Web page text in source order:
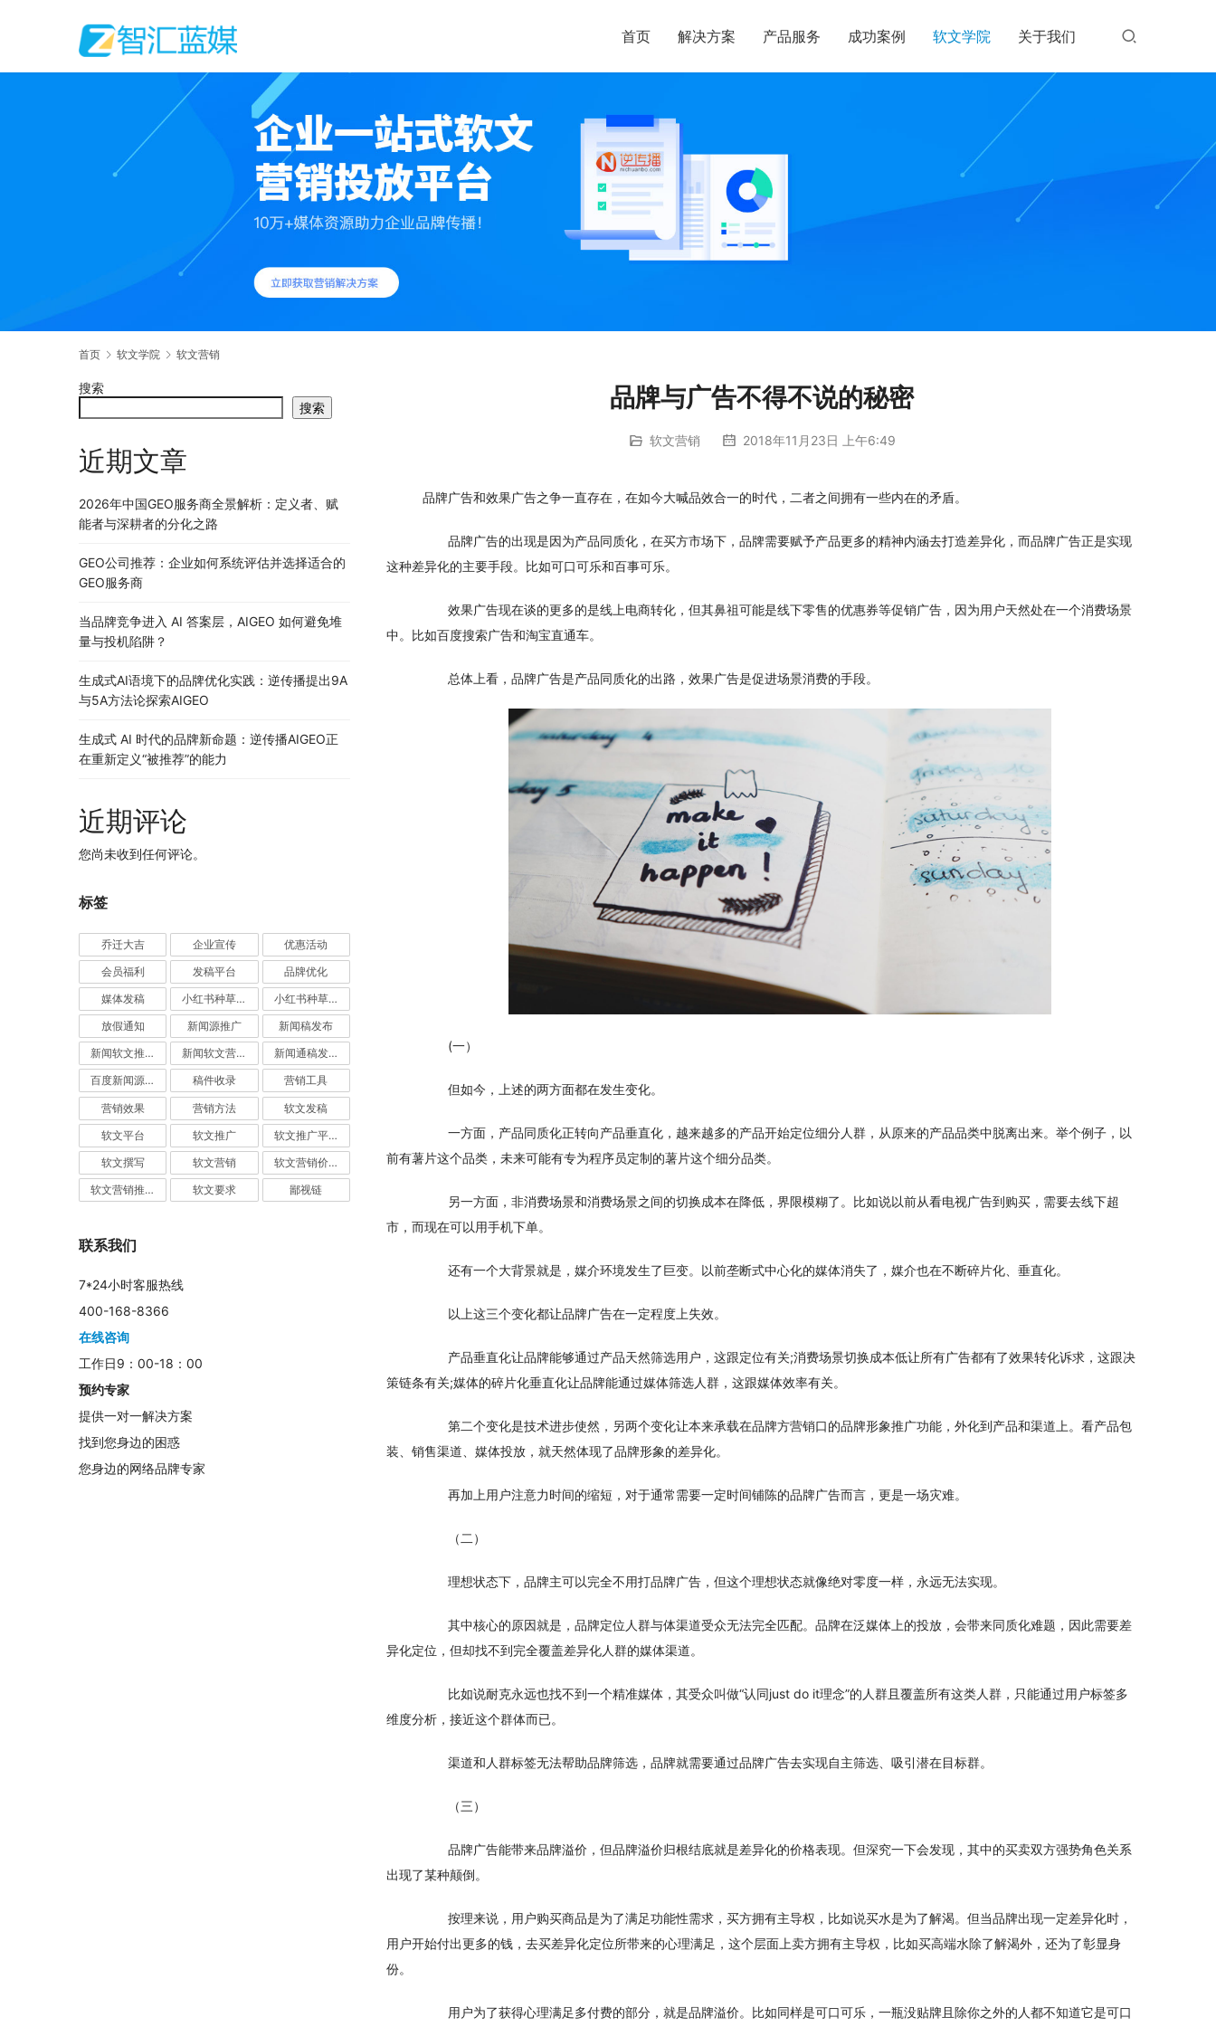
首页 解决方案 产品服务 成功案例 软文学院 关于我们
首页 软文学院 软文营销
品牌与广告不得不说的秘密
软文营销 2018年11月23日 上午6:49
品牌广告和效果广告之争一直存在，在如今大喊品效合一的时代，二者之间拥有一些内在的矛盾。
品牌广告的出现是因为产品同质化，在买方市场下，品牌需要赋予产品更多的精神内涵去打造差异化，而品牌广告正是实现
这种差异化的主要手段。比如可口可乐和百事可乐。
效果广告现在谈的更多的是线上电商转化，但其鼻祖可能是线下零售的优惠券等促销广告，因为用户天然处在一个消费场景
中。比如百度搜索广告和淘宝直通车。
总体上看，品牌广告是产品同质化的出路，效果广告是促进场景消费的手段。
(一）
但如今，上述的两方面都在发生变化。
一方面，产品同质化正转向产品垂直化，越来越多的产品开始定位细分人群，从原来的产品品类中脱离出来。举个例子，以
前有薯片这个品类，未来可能有专为程序员定制的薯片这个细分品类。
另一方面，非消费场景和消费场景之间的切换成本在降低，界限模糊了。比如说以前从看电视广告到购买，需要去线下超
市，而现在可以用手机下单。
还有一个大背景就是，媒介环境发生了巨变。以前垄断式中心化的媒体消失了，媒介也在不断碎片化、垂直化。
以上这三个变化都让品牌广告在一定程度上失效。
产品垂直化让品牌能够通过产品天然筛选用户，这跟定位有关;消费场景切换成本低让所有广告都有了效果转化诉求，这跟决
策链条有关;媒体的碎片化垂直化让品牌能通过媒体筛选人群，这跟媒体效率有关。
第二个变化是技术进步使然，另两个变化让本来承载在品牌方营销口的品牌形象推广功能，外化到产品和渠道上。看产品包
装、销售渠道、媒体投放，就天然体现了品牌形象的差异化。
再加上用户注意力时间的缩短，对于通常需要一定时间铺陈的品牌广告而言，更是一场灾难。
（二）
理想状态下，品牌主可以完全不用打品牌广告，但这个理想状态就像绝对零度一样，永远无法实现。
其中核心的原因就是，品牌定位人群与体渠道受众无法完全匹配。品牌在泛媒体上的投放，会带来同质化难题，因此需要差
异化定位，但却找不到完全覆盖差异化人群的媒体渠道。
比如说耐克永远也找不到一个精准媒体，其受众叫做“认同just do it理念”的人群且覆盖所有这类人群，只能通过用户标签多
维度分析，接近这个群体而已。
渠道和人群标签无法帮助品牌筛选，品牌就需要通过品牌广告去实现自主筛选、吸引潜在目标群。
（三）
品牌广告能带来品牌溢价，但品牌溢价归根结底就是差异化的价格表现。但深究一下会发现，其中的买卖双方强势角色关系
出现了某种颠倒。
按理来说，用户购买商品是为了满足功能性需求，买方拥有主导权，比如说买水是为了解渴。但当品牌出现一定差异化时，
用户开始付出更多的钱，去买差异化定位所带来的心理满足，这个层面上卖方拥有主导权，比如买高端水除了解渴外，还为了彰显身
份。
用户为了获得心理满足多付费的部分，就是品牌溢价。比如同样是可口可乐，一瓶没贴牌且除你之外的人都不知道它是可口
搜索
搜索
近期文章
2026年中国GEO服务商全景解析：定义者、赋
能者与深耕者的分化之路
GEO公司推荐：企业如何系统评估并选择适合的
GEO服务商
当品牌竞争进入 AI 答案层，AIGEO 如何避免堆
量与投机陷阱？
生成式AI语境下的品牌优化实践：逆传播提出9A
与5A方法论探索AIGEO
生成式 AI 时代的品牌新命题：逆传播AIGEO正
在重新定义“被推荐”的能力
近期评论
您尚未收到任何评论。
标签
乔迁大吉 企业宣传 优惠活动
会员福利 发稿平台 品牌优化
媒体发稿 小红书种草推广 小红书种草营销
放假通知 新闻源推广 新闻稿发布
新闻软文推广发稿 新闻软文营销推广 新闻通稿发布推广
百度新闻源发布 稿件收录 营销工具
营销效果 营销方法 软文发稿
软文平台 软文推广 软文推广平台
软文撰写 软文营销 软文营销价值
软文营销推广 软文要求 鄙视链
联系我们
7*24小时客服热线
400-168-8366
在线咨询
工作日9：00-18：00
预约专家
提供一对一解决方案
找到您身边的困惑
您身边的网络品牌专家